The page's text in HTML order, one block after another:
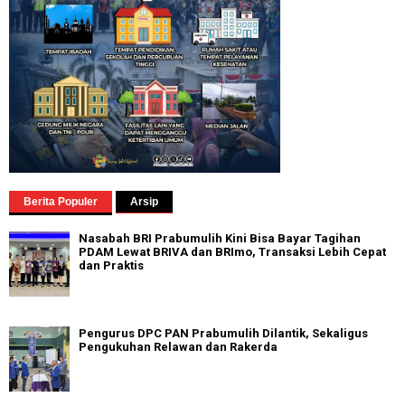
Berita Populer Arsip
Nasabah BRI Prabumulih Kini Bisa Bayar Tagihan
PDAM Lewat BRIVA dan BRImo, Transaksi Lebih Cepat
dan Praktis
Pengurus DPC PAN Prabumulih Dilantik, Sekaligus
Pengukuhan Relawan dan Rakerda